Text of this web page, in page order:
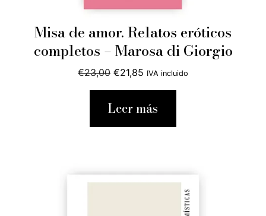
Misa de amor. Relatos eróticos
completos – Marosa di Giorgio
€23,00 El
precio
original
€21,85 El
precio
actual
IVA incluido
Leer más